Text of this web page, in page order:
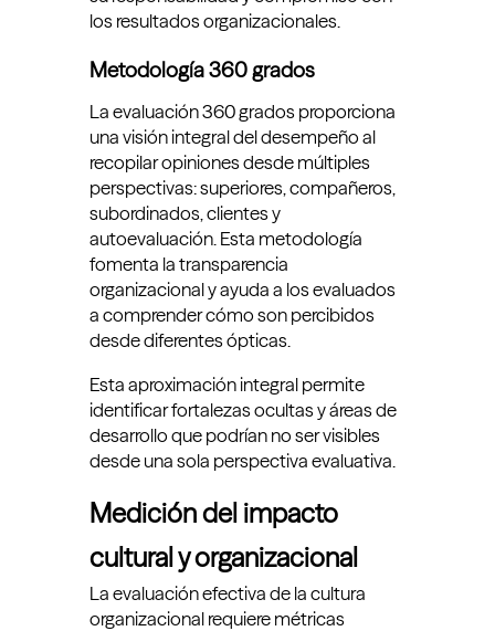
los resultados organizacionales.
Metodología 360 grados
La evaluación 360 grados proporciona
una visión integral del desempeño al
recopilar opiniones desde múltiples
perspectivas: superiores, compañeros,
subordinados, clientes y
autoevaluación. Esta metodología
fomenta la transparencia
organizacional y ayuda a los evaluados
a comprender cómo son percibidos
desde diferentes ópticas.
Esta aproximación integral permite
identificar fortalezas ocultas y áreas de
desarrollo que podrían no ser visibles
desde una sola perspectiva evaluativa.
Medición del impacto
cultural y organizacional
La evaluación efectiva de la cultura
organizacional requiere métricas